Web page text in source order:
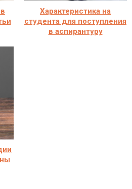
Характеристика на
студента для поступления
в аспирантуру